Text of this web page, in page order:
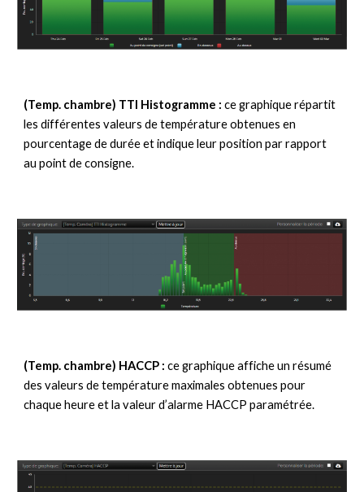
(Temp. chambre) TTI Histogramme : ce graphique répartit
les différentes valeurs de température obtenues en
pourcentage de durée et indique leur position par rapport
au point de consigne.
(Temp. chambre) HACCP : ce graphique affiche un résumé
des valeurs de température maximales obtenues pour
chaque heure et la valeur d’alarme HACCP paramétrée.